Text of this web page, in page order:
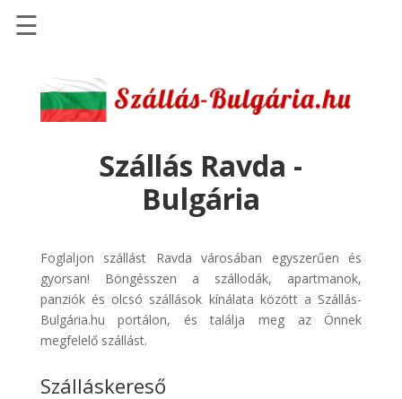
Szállások
Repülőjegy
pénzvisszatérítéssel
Discover
Cars
Transzfer
Kiwi
☰
Szállás Ravda -
Bulgária
Foglaljon szállást Ravda városában egyszerűen és
gyorsan! Böngésszen a szállodák, apartmanok,
panziók és olcsó szállások kínálata között a Szállás-
Bulgária.hu portálon, és találja meg az Önnek
megfelelő szállást.
Szálláskereső